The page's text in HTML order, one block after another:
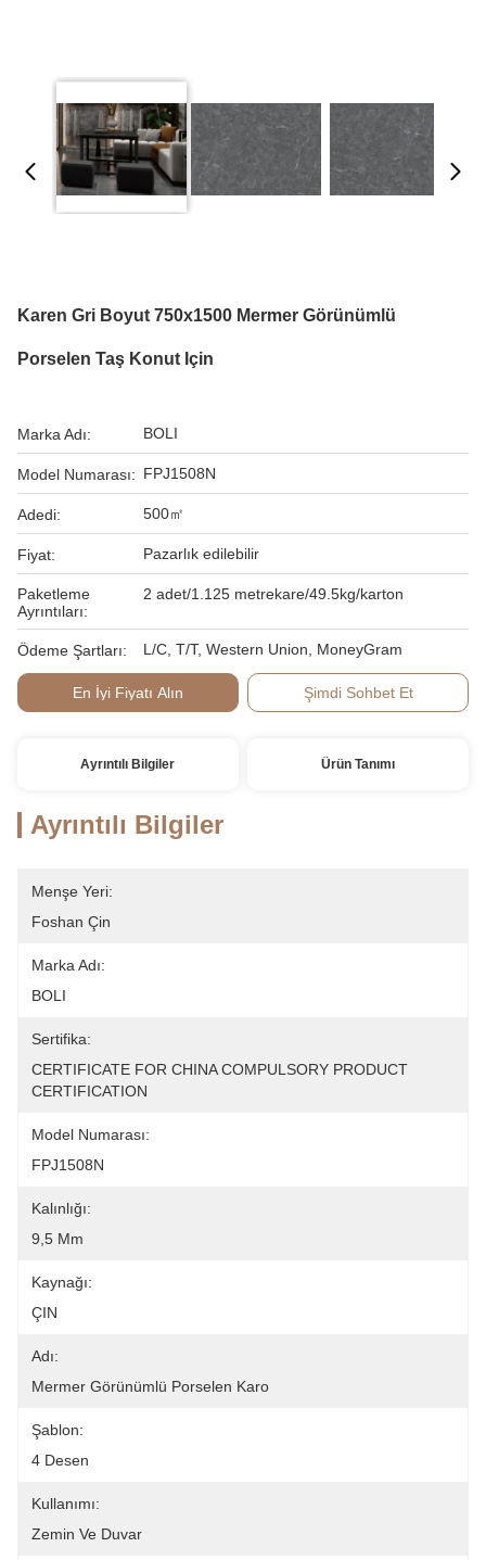
Karen Gri Boyut 750x1500 Mermer Görünümlü
Porselen Taş Konut Için
Marka Adı: BOLI
Model Numarası: FPJ1508N
Adedi: 500㎡
Fiyat: Pazarlık edilebilir
Paketleme
Ayrıntıları:
2 adet/1.125 metrekare/49.5kg/karton
Ödeme Şartları: L/C, T/T, Western Union, MoneyGram
En İyi Fiyatı Alın Şimdi Sohbet Et
Ayrıntılı Bilgiler Ürün Tanımı
Ayrıntılı Bilgiler
Menşe Yeri:
Foshan Çin
Marka Adı:
BOLI
Sertifika:
CERTIFICATE FOR CHINA COMPULSORY PRODUCT
CERTIFICATION
Model Numarası:
FPJ1508N
Kalınlığı:
9,5 Mm
Kaynağı:
ÇIN
Adı:
Mermer Görünümlü Porselen Karo
Şablon:
4 Desen
Kullanımı:
Zemin Ve Duvar